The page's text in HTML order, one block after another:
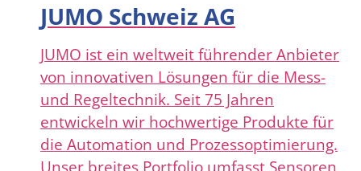
JUMO Schweiz AG
JUMO ist ein weltweit führender Anbieter
von innovativen Lösungen für die Mess-
und Regeltechnik. Seit 75 Jahren
entwickeln wir hochwertige Produkte für
die Automation und Prozessoptimierung.